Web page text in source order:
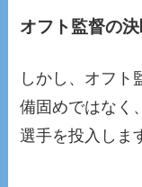
オフト監督の
しかし、オフト
備固めではなく
選手を投入しま